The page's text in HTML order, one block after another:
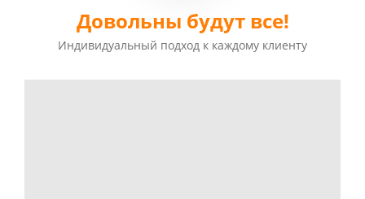
Довольны будут все!
Индивидуальный подход к каждому клиенту